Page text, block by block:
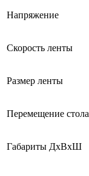
Напряжение
Скорость ленты
Размер ленты
Перемещение стола
Габариты ДхВхШ